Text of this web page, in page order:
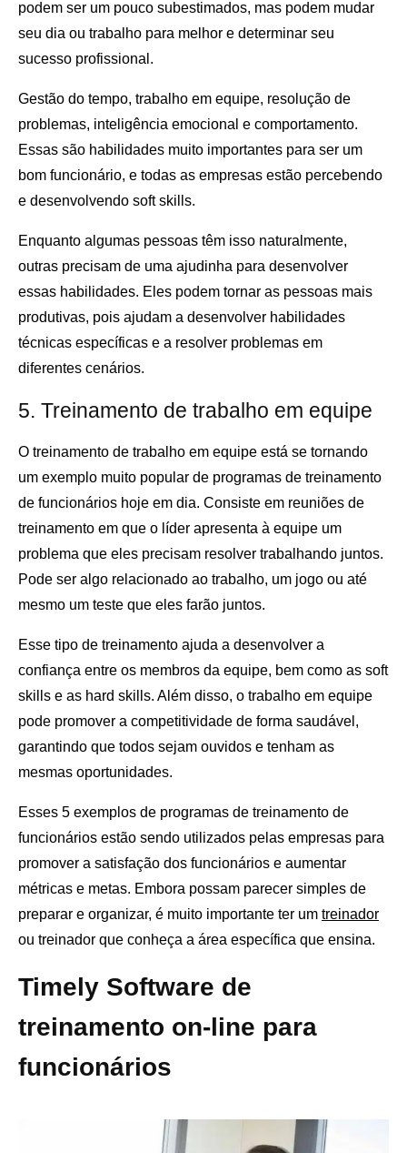
podem ser um pouco subestimados, mas podem mudar
seu dia ou trabalho para melhor e determinar seu
sucesso profissional.
Gestão do tempo, trabalho em equipe, resolução de
problemas, inteligência emocional e comportamento.
Essas são habilidades muito importantes para ser um
bom funcionário, e todas as empresas estão percebendo
e desenvolvendo soft skills.
Enquanto algumas pessoas têm isso naturalmente,
outras precisam de uma ajudinha para desenvolver
essas habilidades. Eles podem tornar as pessoas mais
produtivas, pois ajudam a desenvolver habilidades
técnicas específicas e a resolver problemas em
diferentes cenários.
5. Treinamento de trabalho em equipe
O treinamento de trabalho em equipe está se tornando
um exemplo muito popular de programas de treinamento
de funcionários hoje em dia. Consiste em reuniões de
treinamento em que o líder apresenta à equipe um
problema que eles precisam resolver trabalhando juntos.
Pode ser algo relacionado ao trabalho, um jogo ou até
mesmo um teste que eles farão juntos.
Esse tipo de treinamento ajuda a desenvolver a
confiança entre os membros da equipe, bem como as soft
skills e as hard skills. Além disso, o trabalho em equipe
pode promover a competitividade de forma saudável,
garantindo que todos sejam ouvidos e tenham as
mesmas oportunidades.
Esses 5 exemplos de programas de treinamento de
funcionários estão sendo utilizados pelas empresas para
promover a satisfação dos funcionários e aumentar
métricas e metas. Embora possam parecer simples de
preparar e organizar, é muito importante ter um treinador
ou treinador que conheça a área específica que ensina.
Timely Software de
treinamento on-line para
funcionários